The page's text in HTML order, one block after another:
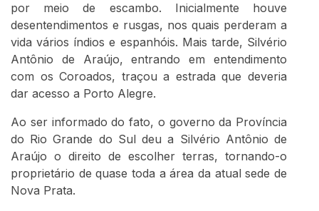
por meio de escambo. Inicialmente houve
desentendimentos e rusgas, nos quais perderam a
vida vários índios e espanhóis. Mais tarde, Silvério
Antônio de Araújo, entrando em entendimento
com os Coroados, traçou a estrada que deveria
dar acesso a Porto Alegre.
Ao ser informado do fato, o governo da Província
do Rio Grande do Sul deu a Silvério Antônio de
Araújo o direito de escolher terras, tornando-o
proprietário de quase toda a área da atual sede de
Nova Prata.